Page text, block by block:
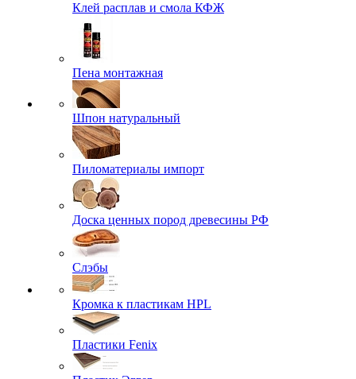
Клей расплав и смола КФЖ
Пена монтажная
Шпон натуральный
Пиломатериалы импорт
Доска ценных пород древесины РФ
Слэбы
Кромка к пластикам HPL
Пластики Fenix